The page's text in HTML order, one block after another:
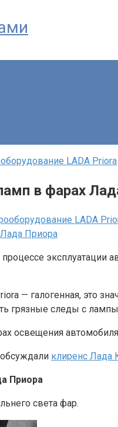
LADA Priora
в фарах
LADA
— галогенная, это
грязные следы с
освещения
клиренс Лада
Приора
света фар.